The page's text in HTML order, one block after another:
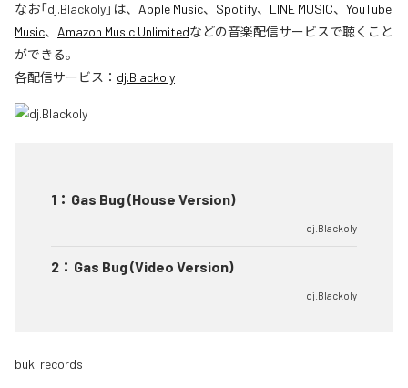
なお「dj.Blackoly」は、 Apple Music、 Spotify、 LINE MUSIC、 YouTube
Music、 Amazon Music Unlimitedなどの音楽配信サービスで聴くこと
ができる。
各配信サービス： dj.Blackoly
1 ： Gas Bug (House Version)
dj.Blackoly
2 ： Gas Bug (Video Version)
dj.Blackoly
buki records